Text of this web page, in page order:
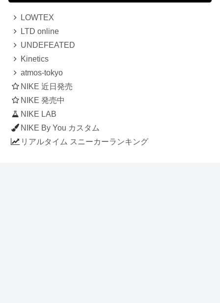
LOWTEX
LTD online
UNDEFEATED
Kinetics
atmos-tokyo
NIKE 近日発売
NIKE 発売中
NIKE LAB
NIKE By You カスタム
リアルタイム スニーカーランキング